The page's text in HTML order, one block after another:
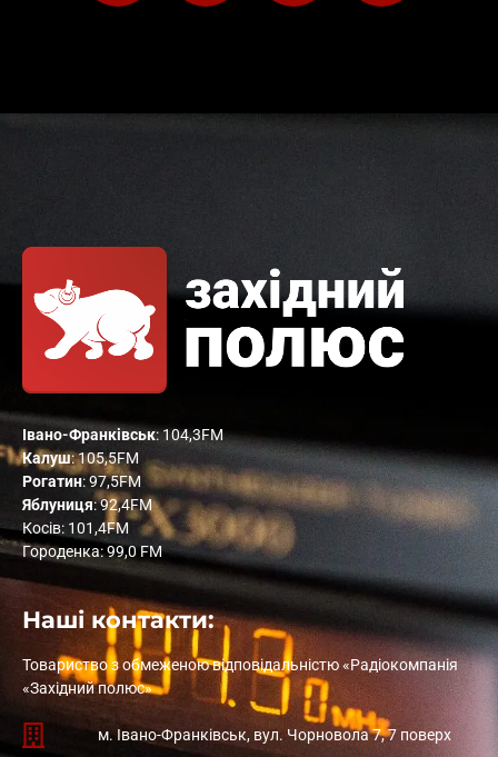
Івано-Франківськ: 104,3FM
Калуш: 105,5FM
Рогатин: 97,5FM
Яблуниця: 92,4FM
Косів: 101,4FM
Городенка: 99,0 FM
Наші контакти:
Товариство з обмеженою відповідальністю «Радіокомпанія
«Західний полюс»
м. Івано-Франківськ, вул. Чорновола 7, 7 поверх